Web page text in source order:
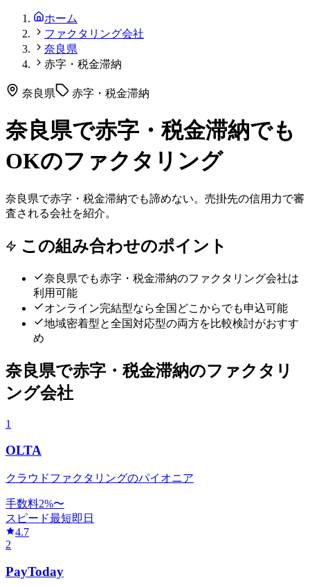
ホーム
ファクタリング会社
奈良県
赤字・税金滞納
奈良県 赤字・税金滞納
奈良県で赤字・税金滞納でも
OKのファクタリング
奈良県で赤字・税金滞納でも諦めない。売掛先の信用力で審
査される会社を紹介。
この組み合わせのポイント
奈良県でも赤字・税金滞納のファクタリング会社は
利用可能
オンライン完結型なら全国どこからでも申込可能
地域密着型と全国対応型の両方を比較検討がおすす
め
奈良県で赤字・税金滞納のファクタリ
ング会社
1
OLTA
クラウドファクタリングのパイオニア
手数料2%〜
スピード最短即日
4.7
2
PayToday